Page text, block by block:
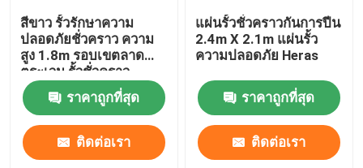
สีขาว รั้วรักษาความ
ปลอดภัยชั่วคราว ความ
สูง 1.8m รอบเขตลาด
ตระเวน รั้วชั่วคราว
ราคาถูกที่สุด
ติดต่อเรา
แผ่นรั้วชั่วคราวกันการปีน
2.4m X 2.1m แผ่นรั้ว
ความปลอดภัย Heras
ราคาถูกที่สุด
ติดต่อเรา